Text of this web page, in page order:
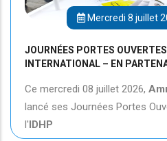
Mercredi 8 juillet
JOURNÉES PORTES
INTERNATIONAL – EN
Ce mercredi 08 juillet 2026,
lancé ses Journées Portes
l'IDHP